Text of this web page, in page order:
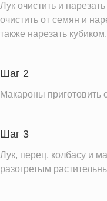
Лук очистить и
очистить от семян и
также нарезать кубиком.
Шаг 2
Макароны приготовить
Шаг 3
Лук, перец, колбасу и
разогретым